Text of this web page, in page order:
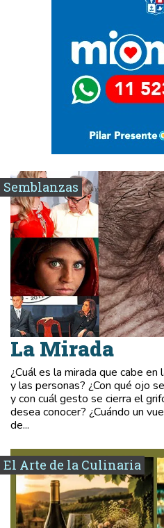
Semblanzas
La Mirada
¿Cuál es la mirada que cabe
y las personas? ¿Con qué ojo
y con cuál gesto se cierra el
desea conocer? ¿Cuándo un
de...
El Arte de la Culinaria